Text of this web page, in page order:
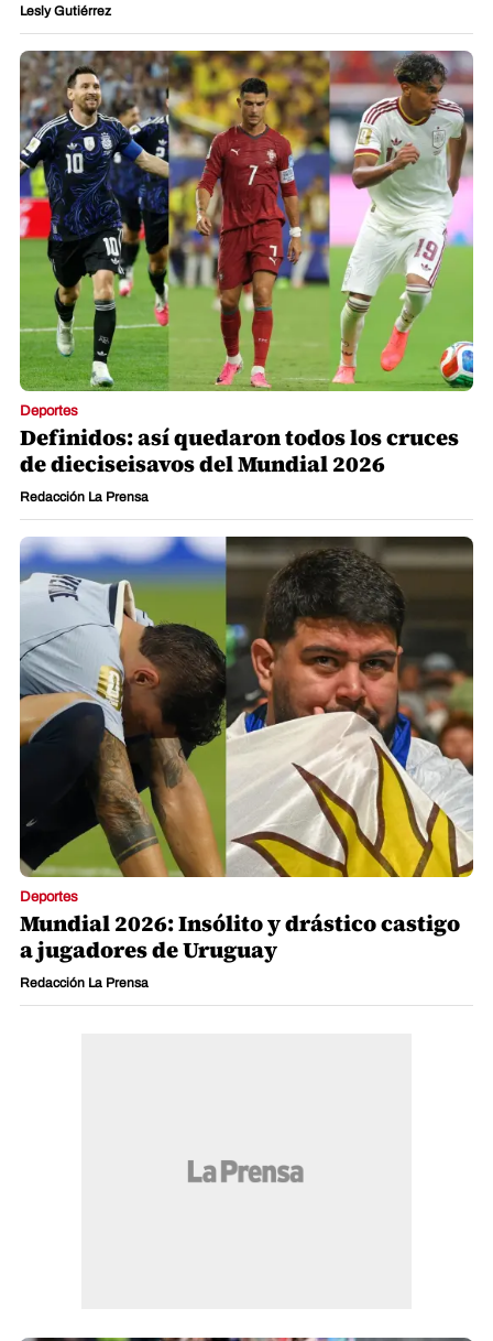
Lesly Gutiérrez
Deportes
Definidos: así quedaron todos los cruces
de dieciseisavos del Mundial 2026
Redacción La Prensa
Deportes
Mundial 2026: Insólito y drástico castigo
a jugadores de Uruguay
Redacción La Prensa